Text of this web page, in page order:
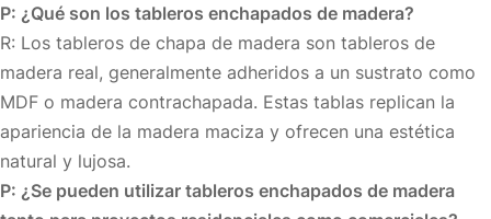
P: ¿Qué son los tableros enchapados de madera?
R: Los tableros de chapa de madera son tableros de
madera real, generalmente adheridos a un sustrato como
MDF o madera contrachapada. Estas tablas replican la
apariencia de la madera maciza y ofrecen una estética
natural y lujosa.
P: ¿Se pueden utilizar tableros enchapados de madera